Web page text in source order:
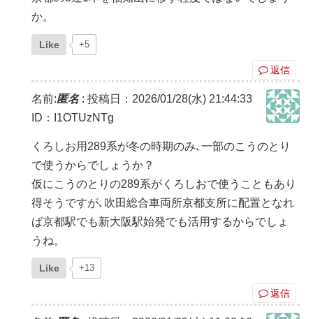
か。
Like +5
返信
名前:匿名: 投稿日：2026/01/28(水) 21:44:33
ID：I1OTUzNTg
くろしお用289系が冬の時期のみ､一部のこうのとり
で使うからでしょうか？
仮にこうのとりの289系がくろしおで使うこともあり
得そうですが､吹田総合車両所京都支所に配置となれ
ば京都駅でも新大阪駅始発でも活用するからでしょ
うね。
Like +13
返信